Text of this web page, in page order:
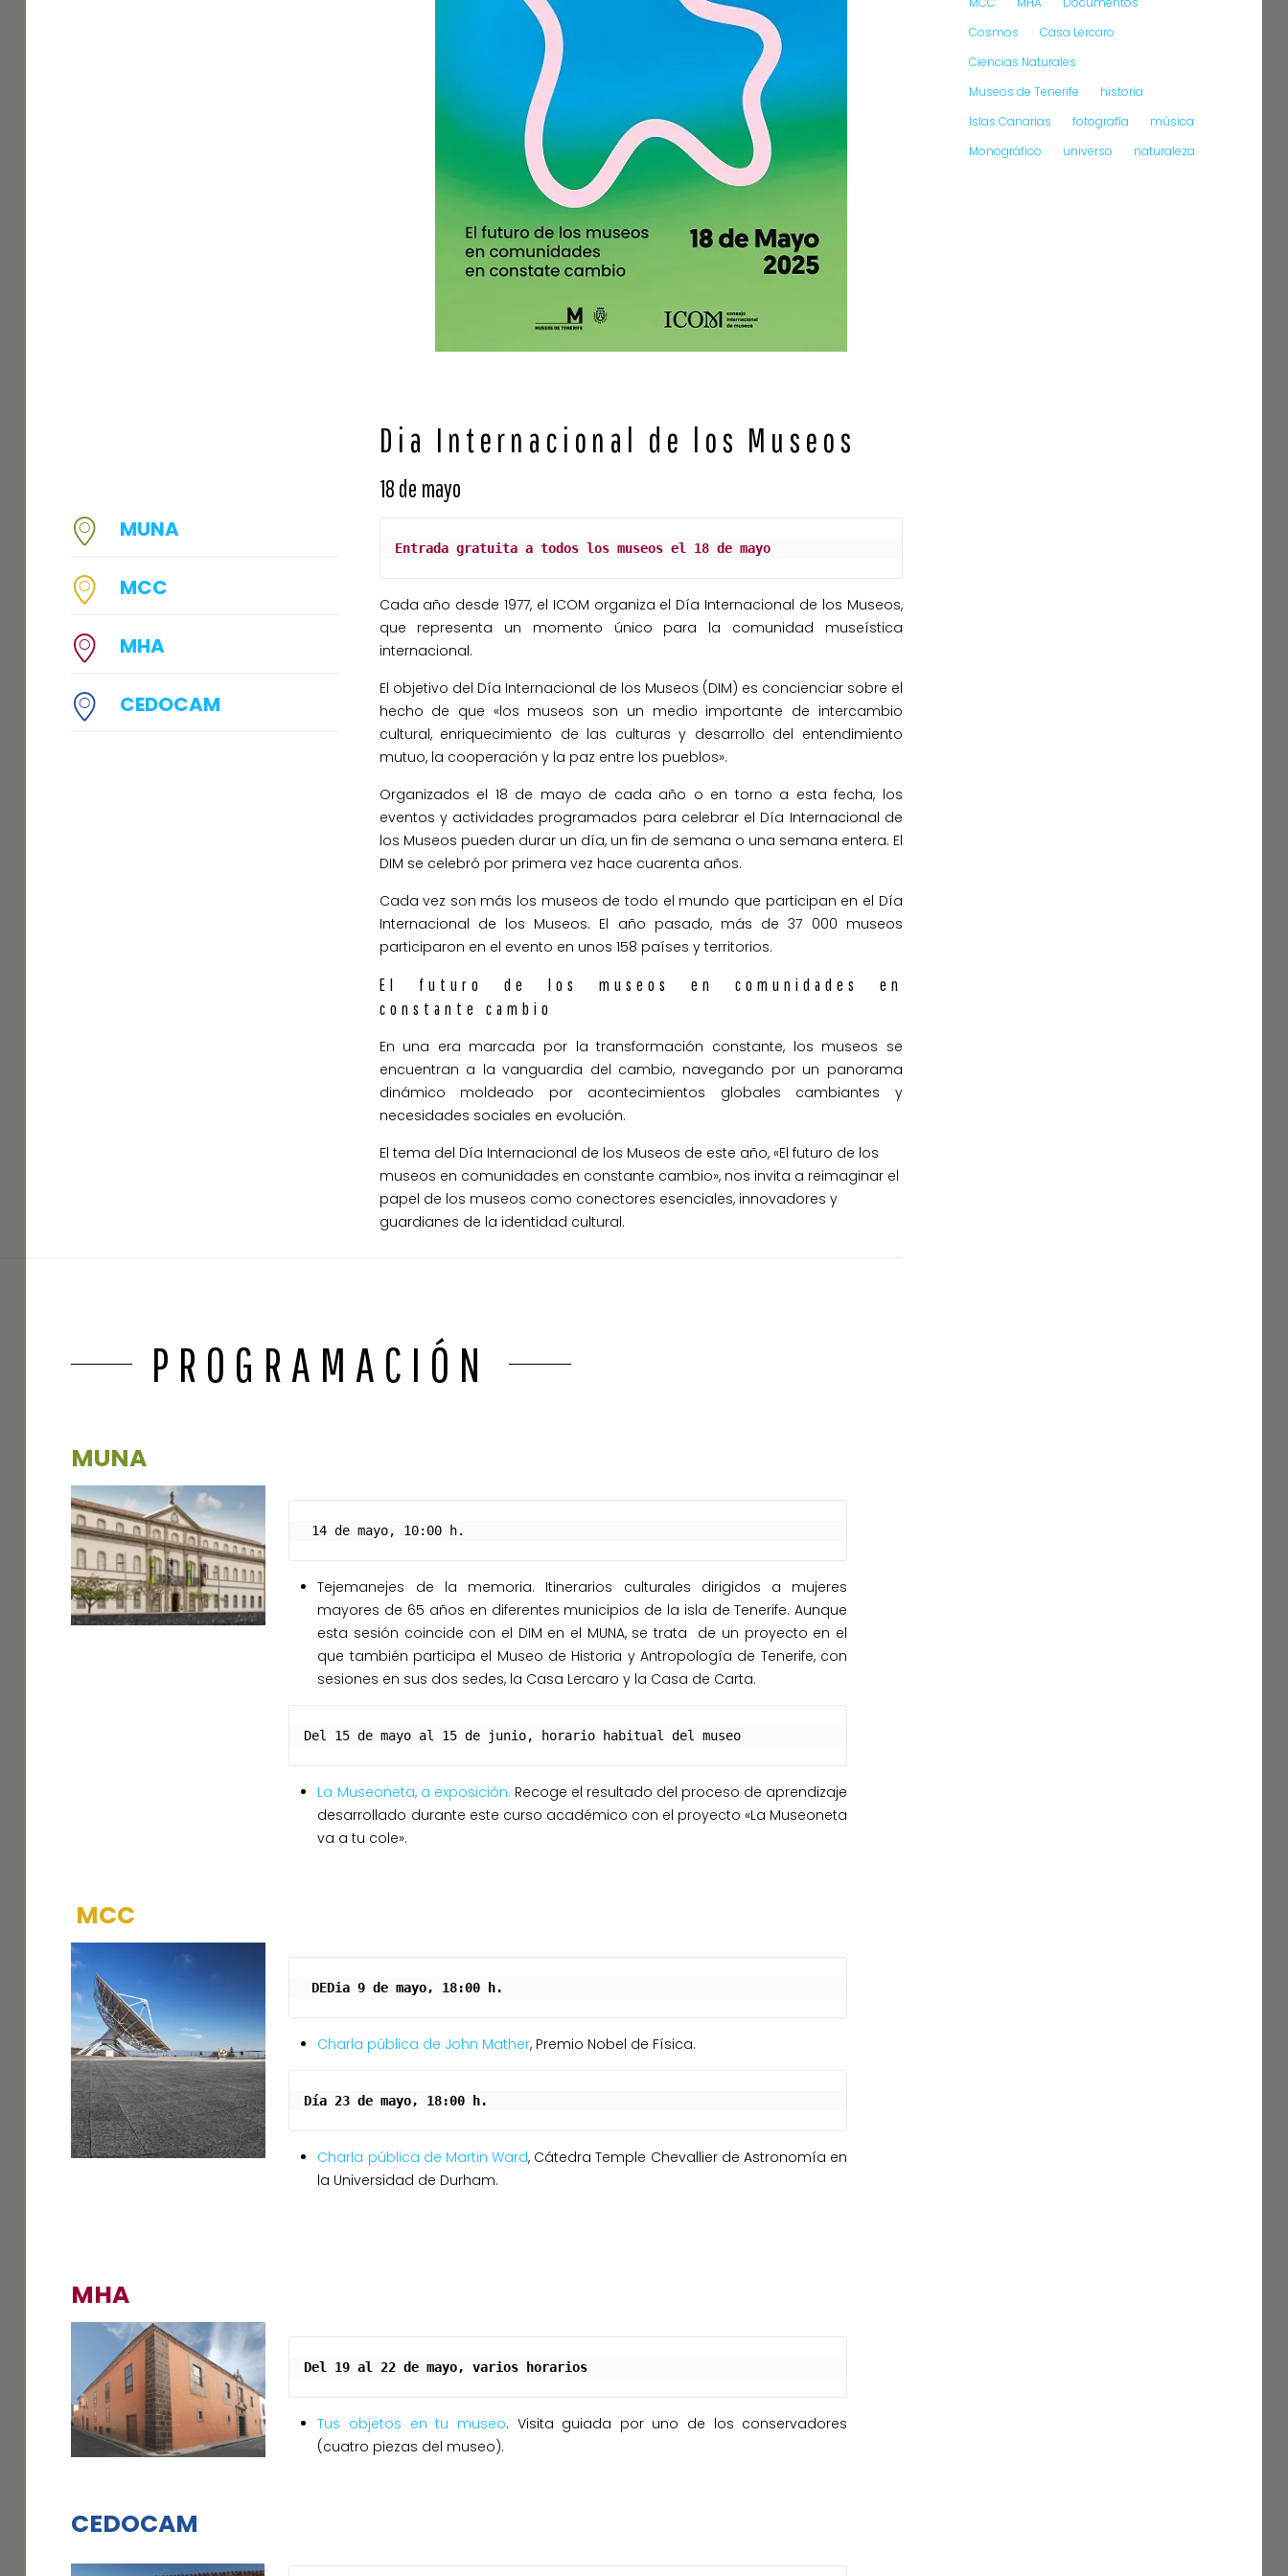
MUNA
MCC
MHA
CEDOCAM
Dia Internacional de los Museos
18 de mayo
Entrada gratuita a todos los museos el 18 de mayo
Cada año desde 1977, el ICOM organiza el Día Internacional de los Museos,
que representa un momento único para la comunidad museística
internacional.
El objetivo del Día Internacional de los Museos (DIM) es concienciar sobre el
hecho de que «los museos son un medio importante de intercambio
cultural, enriquecimiento de las culturas y desarrollo del entendimiento
mutuo, la cooperación y la paz entre los pueblos».
Organizados el 18 de mayo de cada año o en torno a esta fecha, los
eventos y actividades programados para celebrar el Día Internacional de
los Museos pueden durar un día, un fin de semana o una semana entera. El
DIM se celebró por primera vez hace cuarenta años.
Cada vez son más los museos de todo el mundo que participan en el Día
Internacional de los Museos. El año pasado, más de 37 000 museos
participaron en el evento en unos 158 países y territorios.
El futuro de los museos en comunidades en
constante cambio
En una era marcada por la transformación constante, los museos se
encuentran a la vanguardia del cambio, navegando por un panorama
dinámico moldeado por acontecimientos globales cambiantes y
necesidades sociales en evolución.
El tema del Día Internacional de los Museos de este año, «El futuro de los
museos en comunidades en constante cambio», nos invita a reimaginar el
papel de los museos como conectores esenciales, innovadores y
guardianes de la identidad cultural.
PROGRAMACIÓN
MUNA
14 de mayo, 10:00 h.
Tejemanejes de la memoria. Itinerarios culturales dirigidos a mujeres
mayores de 65 años en diferentes municipios de la isla de Tenerife. Aunque
esta sesión coincide con el DIM en el MUNA, se trata de un proyecto en el
que también participa el Museo de Historia y Antropología de Tenerife, con
sesiones en sus dos sedes, la Casa Lercaro y la Casa de Carta.
Del 15 de mayo al 15 de junio, horario habitual del museo
La Museoneta, a exposición. Recoge el resultado del proceso de aprendizaje
desarrollado durante este curso académico con el proyecto «La Museoneta
va a tu cole».
MCC
DEDia 9 de mayo, 18:00 h.
Charla pública de John Mather, Premio Nobel de Física.
Día 23 de mayo, 18:00 h.
Charla pública de Martin Ward, Cátedra Temple Chevallier de Astronomía en
la Universidad de Durham.
MHA
Del 19 al 22 de mayo, varios horarios
Tus objetos en tu museo. Visita guiada por uno de los conservadores
(cuatro piezas del museo).
CEDOCAM
Cosmos
Casa Lercaro
Ciencias Naturales
Museos de Tenerife
historia
Islas Canarias
fotografía
música
Monográfico
universo naturaleza